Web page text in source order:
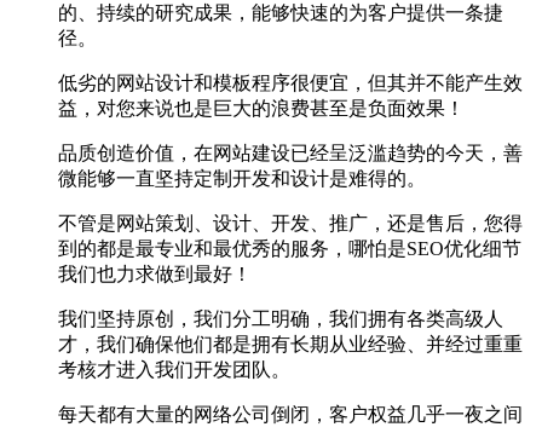
的、持续的研究成果，能够快速的为客户提供一条捷
径。
低劣的网站设计和模板程序很便宜，但其并不能产生效
益，对您来说也是巨大的浪费甚至是负面效果！
品质创造价值，在网站建设已经呈泛滥趋势的今天，善
微能够一直坚持定制开发和设计是难得的。
不管是网站策划、设计、开发、推广，还是售后，您得
到的都是最专业和最优秀的服务，哪怕是SEO优化细节
我们也力求做到最好！
我们坚持原创，我们分工明确，我们拥有各类高级人
才，我们确保他们都是拥有长期从业经验、并经过重重
考核才进入我们开发团队。
每天都有大量的网络公司倒闭，客户权益几乎一夜之间